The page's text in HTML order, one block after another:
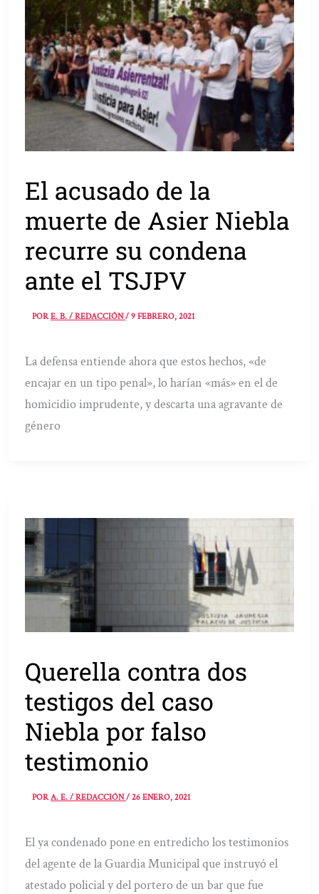
El acusado de la
muerte de Asier Niebla
recurre su condena
ante el TSJPV
PORE. B. / REDACCIÓN/9 FEBRERO, 2021
La defensa entiende ahora que estos hechos, «de
encajar en un tipo penal», lo harían «más» en el de
homicidio imprudente, y descarta una agravante de
género
Querella contra dos
testigos del caso
Niebla por falso
testimonio
PORA. E. / REDACCIÓN/26 ENERO, 2021
El ya condenado pone en entredicho los testimonios
del agente de la Guardia Municipal que instruyó el
atestado policial y del portero de un bar que fue